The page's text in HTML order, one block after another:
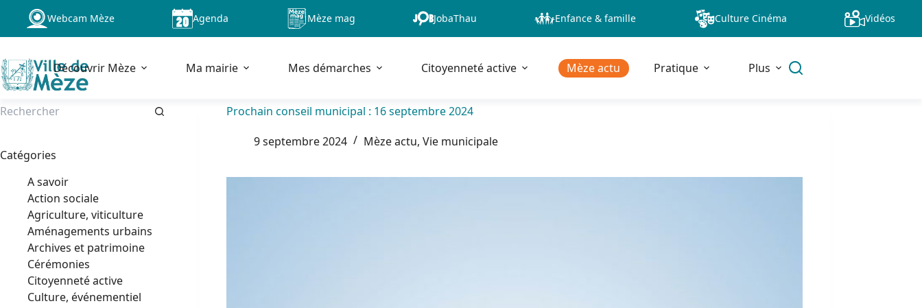
Passer
contenu
Webcam Mèze Agenda Mèze mag JobaThau Enfance & famille Culture Cinéma Vidéos
Découvrir Mèze Ma mairie Mes démarches Citoyenneté active Mèze actu Pratique Plus
Prochain conseil municipal : 16 septembre 2024
9 septembre 2024
Mèze actu,Vie municipale
Catégories
A savoir
Action sociale
Agriculture, viticulture
Aménagements urbains
Archives et patrimoine
Cérémonies
Citoyenneté active
Culture, événementiel